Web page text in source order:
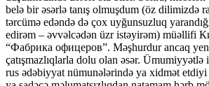
belə bir əsərlə tanış olmuşdum (öz dilimizdə
tərcümə edəndə də çox uyğunsuzluq
edirəm – əvvəlcədən üzr istəyirəm) müəllifi
“Фабрика офицеров”. Məşhurdur ancaq
çatışmazlıqlarla dolu olan əsər. Ümumiyyətlə
rus ədəbiyyat nümunələrində ya xidmət